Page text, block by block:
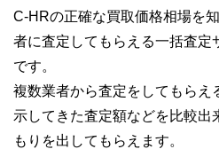
C-HRの正確な買取価格相場を
者に査定してもらえる一括査定
です。
複数業者から査定をしてもらえ
示してきた査定額などを比較出
もりを出してもらえます。